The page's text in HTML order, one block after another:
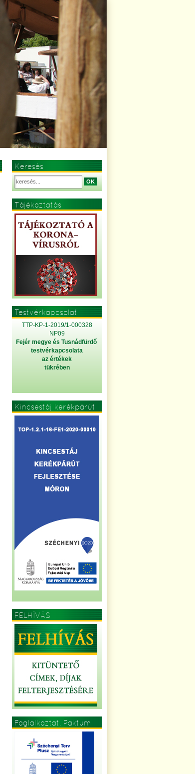
Keresés
OK
Tájékoztatás
Testvérkapcsolat
TTP-KP-1-2019/1-000328
NP09
Fejér megye és Tusnádfürdő
testvérkapcsolata
az értékek
tükrében
Kincsestáj kerékpárút
FELHÍVÁS
Foglalkoztat. Paktum